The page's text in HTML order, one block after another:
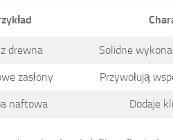
z drewna Solidne
zasłony Przywołują
naftowa Dodaje